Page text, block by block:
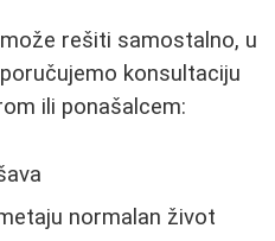
rešiti samostalno, u
konsultaciju
ili ponašalcem:
normalan život